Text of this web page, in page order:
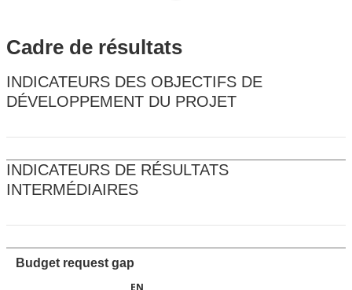
Cadre de résultats
INDICATEURS DES OBJECTIFS DE
DÉVELOPPEMENT DU PROJET
INDICATEURS DE RÉSULTATS
INTERMÉDIAIRES
Budget request gap